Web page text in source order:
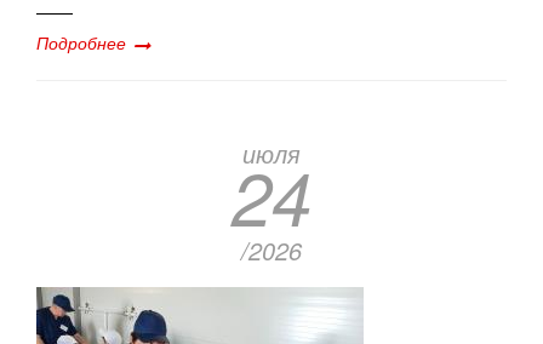
Подробнее
июля
24
/2026